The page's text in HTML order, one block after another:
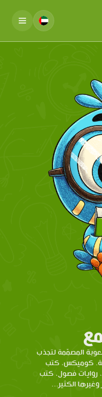
المصمّمة لتجذب
كوميكس، كتب
فصول، كتب
الكثير...